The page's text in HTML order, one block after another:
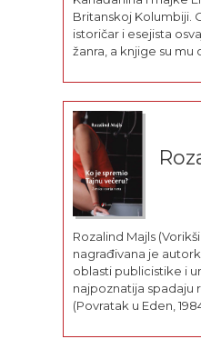
Britanskoj Kolumbiji.
istoričar i esejista
žanra, a knjige su
je arheologiju na
Rozalind Majls
nagrađivana je
oblasti publicistike i
najpoznatija spadaju
(Povratak u Eden,
strasti, 1993) i dve